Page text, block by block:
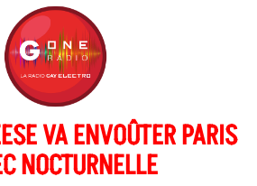
VA ENVOÛTER PARIS
NOCTURNELLE